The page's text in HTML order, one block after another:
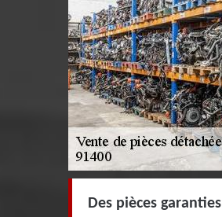
Des pièces garanties